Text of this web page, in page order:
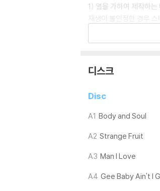
1) 열을 가하여 제작하
재생이 불안정한 경우
2) 재생 음역의 왜곡을
는 전용 제품 등을 이용
가능합니다
※ 컬러 디스크
1) 컬러 디스크는 웹 이
3) 컬러 디스크는 제작
1) 불량으로 인한 반품/
디스크
Disc
A1 Body and Soul
A2 Strange Fruit
A3 Man I Love
A4 Gee Baby Ain't I